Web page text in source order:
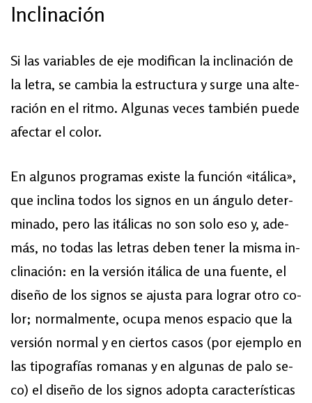
In­cli­na­ción
Si las va­ria­bles de eje mo­difi­can la in­cli­na­ción de
la le­tra, se cam­bia la es­truc­tu­ra y sur­ge una al­te­
ra­ción en el rit­mo. Al­gu­nas ve­ces tam­bién pue­de
afec­tar el co­lor.
En al­gu­nos pro­gra­mas exis­te la fun­ción «itá­li­ca»,
que in­cli­na to­dos los sig­nos en un án­gu­lo de­ter­
mi­na­do, pe­ro las itá­li­cas no son solo eso y, ade­
más, no to­das las le­tras de­ben te­ner la mis­ma in­
cli­na­ción: en la ver­sión itá­li­ca de una fuen­te, el
di­se­ño de los sig­nos se ajus­ta pa­ra lo­grar otro co­
lor; normalmente, ocu­pa me­nos es­pa­cio que la
ver­sión nor­mal y en cier­tos ca­sos (por ejem­plo en
las ti­po­gra­fías ro­ma­nas y en al­gu­nas de pa­lo se­
co) el di­se­ño de los sig­nos adop­ta ca­rac­te­rís­ti­cas